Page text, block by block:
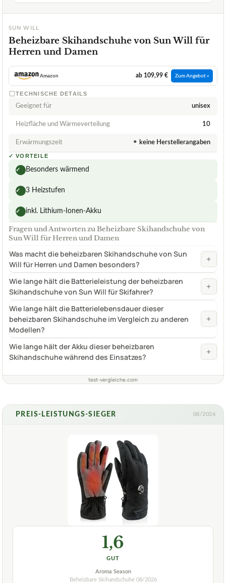
SUN WILL
Beheizbare Skihandschuhe von Sun Will für
Herren und Damen
Amazon ab 109,99 € Zum Angebot »
TECHNISCHE DETAILS
Geeignet für unisex
Heizfläche und Wärmeverteilung 10
Erwärmungszeit ⚬ keine Herstellerangaben
✓ VORTEILE
✓ Besonders wärmend
✓ 3 Heizstufen
✓ inkl. Lithium-Ionen-Akku
Fragen und Antworten zu Beheizbare Skihandschuhe von
Sun Will für Herren und Damen
Was macht die beheizbaren Skihandschuhe von Sun
Will für Herren und Damen besonders?
+
Wie lange hält die Batterieleistung der beheizbaren
Skihandschuhe von Sun Will für Skifahrer?
+
Wie lange hält die Batterielebensdauer dieser
beheizbaren Skihandschuhe im Vergleich zu anderen
Modellen?
+
Wie lange hält der Akku dieser beheizbaren
Skihandschuhe während des Einsatzes?
+
test-vergleiche.com
PREIS-LEISTUNGS-SIEGER 08/2026
1,6
GUT
Aroma Season
Beheizbare Skihandschuhe 08/2026